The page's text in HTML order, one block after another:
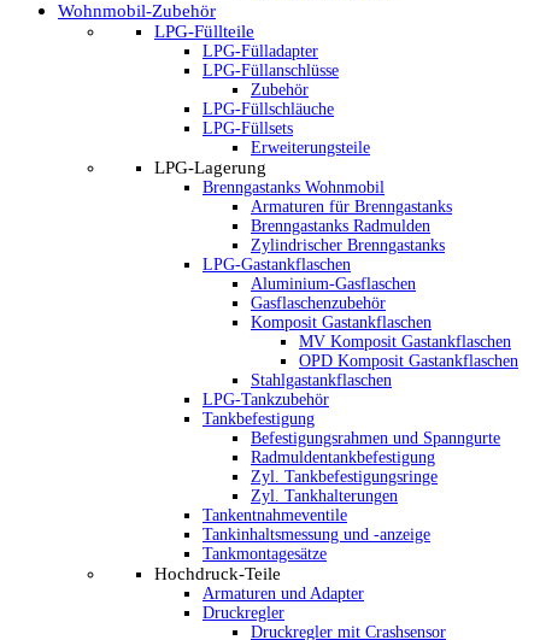
Wohnmobil-Zubehör
LPG-Füllteile
LPG-Fülladapter
LPG-Füllanschlüsse
Zubehör
LPG-Füllschläuche
LPG-Füllsets
Erweiterungsteile
LPG-Lagerung
Brenngastanks Wohnmobil
Armaturen für Brenngastanks
Brenngastanks Radmulden
Zylindrischer Brenngastanks
LPG-Gastankflaschen
Aluminium-Gasflaschen
Gasflaschenzubehör
Komposit Gastankflaschen
MV Komposit Gastankflaschen
OPD Komposit Gastankflaschen
Stahlgastankflaschen
LPG-Tankzubehör
Tankbefestigung
Befestigungsrahmen und Spanngurte
Radmuldentankbefestigung
Zyl. Tankbefestigungsringe
Zyl. Tankhalterungen
Tankentnahmeventile
Tankinhaltsmessung und -anzeige
Tankmontagesätze
Hochdruck-Teile
Armaturen und Adapter
Druckregler
Druckregler mit Crashsensor